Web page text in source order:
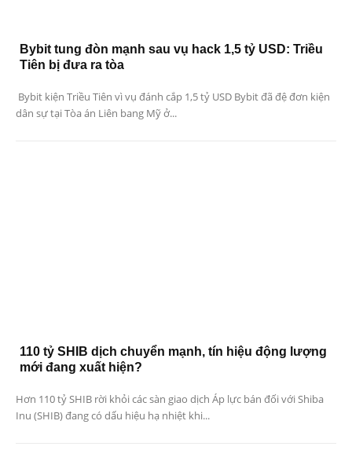
Bybit tung đòn mạnh sau vụ hack 1,5 tỷ USD: Triều
Tiên bị đưa ra tòa
Bybit kiện Triều Tiên vì vụ đánh cắp 1,5 tỷ USD Bybit đã đệ đơn kiện
dân sự tại Tòa án Liên bang Mỹ ở...
110 tỷ SHIB dịch chuyển mạnh, tín hiệu động lượng
mới đang xuất hiện?
Hơn 110 tỷ SHIB rời khỏi các sàn giao dịch Áp lực bán đối với Shiba
Inu (SHIB) đang có dấu hiệu hạ nhiệt khi...